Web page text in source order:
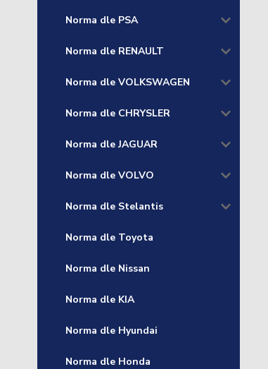
Norma dle PSA
Norma dle RENAULT
Norma dle VOLKSWAGEN
Norma dle CHRYSLER
Norma dle JAGUAR
Norma dle VOLVO
Norma dle Stelantis
Norma dle Toyota
Norma dle Nissan
Norma dle KIA
Norma dle Hyundai
Norma dle Honda